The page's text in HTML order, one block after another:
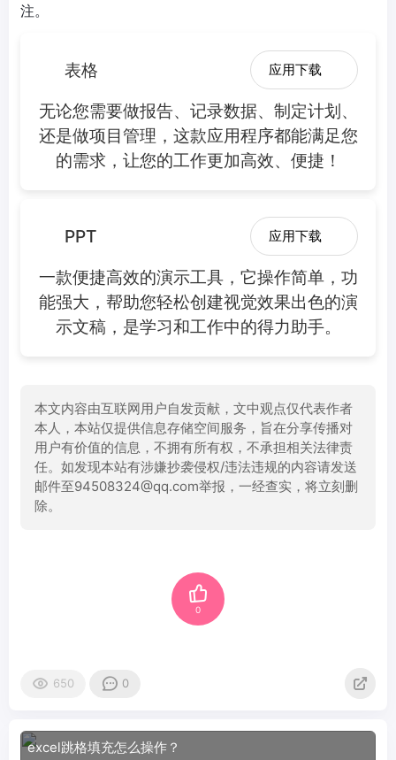
注。
表格 应用下载
无论您需要做报告、记录数据、制定计划、
还是做项目管理，这款应用程序都能满足您
的需求，让您的工作更加高效、便捷！
PPT 应用下载
一款便捷高效的演示工具，它操作简单，功
能强大，帮助您轻松创建视觉效果出色的演
示文稿，是学习和工作中的得力助手。
本文内容由互联网用户自发贡献，文中观点仅代表作者
本人，本站仅提供信息存储空间服务，旨在分享传播对
用户有价值的信息，不拥有所有权，不承担相关法律责
任。如发现本站有涉嫌抄袭侵权/违法违规的内容请发送
邮件至94508324@qq.com举报，一经查实，将立刻删
除。
0
650 0
excel跳格填充怎么操作？